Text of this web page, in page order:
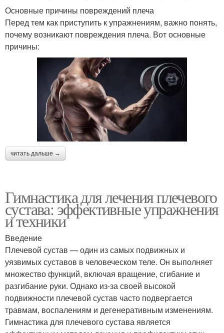
Основные причины повреждений плеча
Перед тем как приступить к упражнениям, важно понять,
почему возникают повреждения плеча. Вот основные
причины:
читать дальше →
Гимнастика для лечения плечевого
сустава: эффективные упражнения
и техники
Введение
Плечевой сустав — один из самых подвижных и
уязвимых суставов в человеческом теле. Он выполняет
множество функций, включая вращение, сгибание и
разгибание руки. Однако из-за своей высокой
подвижности плечевой сустав часто подвергается
травмам, воспалениям и дегенеративным изменениям.
Гимнастика для плечевого сустава является